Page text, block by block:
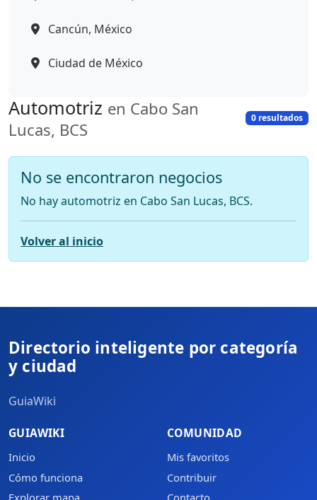
Cancún, México
Ciudad de México
Automotriz en Cabo San
Lucas, BCS
0 resultados
No se encontraron negocios
No hay automotriz en Cabo San Lucas, BCS.
Volver al inicio
Directorio inteligente por categoría
y ciudad
GuiaWiki
GUIAWIKI
Inicio
Cómo funciona
COMUNIDAD
Mis favoritos
Contribuir